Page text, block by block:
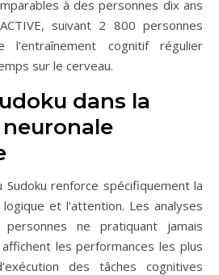
à des personnes dix ans
suivant 2 800 personnes
l'entraînement cognitif régulier
sur le cerveau.
dans la
Sudoku renforce spécifiquement la
et l'attention. Les analyses
ne pratiquant jamais
les performances les plus
des tâches cognitives